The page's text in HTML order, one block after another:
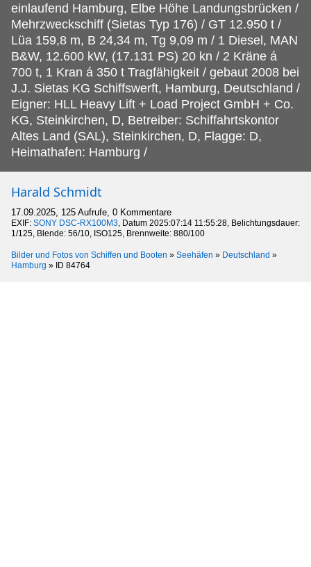
einlaufend Hamburg, Elbe Höhe Landungsbrücken /
Mehrzweckschiff (Sietas Typ 176) / GT 12.950 t /
Lüa 159,8 m, B 24,34 m, Tg 9,09 m / 1 Diesel, MAN
B&W, 12.600 kW, (17.131 PS) 20 kn / 2 Kräne á
700 t, 1 Kran á 350 t Tragfähigkeit / gebaut 2008 bei
J.J. Sietas KG Schiffswerft, Hamburg, Deutschland /
Eigner: HLL Heavy Lift + Load Project GmbH + Co.
KG, Steinkirchen, D, Betreiber: Schiffahrtskontor
Altes Land (SAL), Steinkirchen, D, Flagge: D,
Heimathafen: Hamburg /
Harald Schmidt
17.09.2025, 125 Aufrufe, 0 Kommentare
EXIF: SONY DSC-RX100M3, Datum 2025:07:14 11:55:28, Belichtungsdauer:
1/125, Blende: 56/10, ISO125, Brennweite: 880/100
Bilder und Fotos von Schiffen und Booten » Seehäfen » Deutschland »
Hamburg » ID 84764